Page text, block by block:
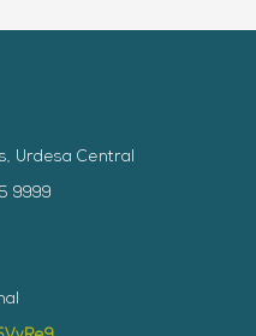
Urdesa Central
9999